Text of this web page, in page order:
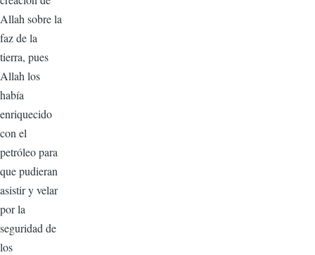
Allah sobre la
faz de la
tierra, pues
Allah los
había
enriquecido
con el
petróleo para
que pudieran
asistir y velar
por la
seguridad de
los